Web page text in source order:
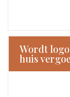
Wordt
huis